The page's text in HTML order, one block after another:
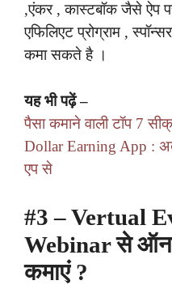
,एंकर , कास्टबॉक जैसे ऐप
एफिलिएट प्रोग्राम ,
कमा सकते है ।
यह भी पढ़ें –
पैसा कमाने वाली टॉप 7
Dollar Earning App : अब
एप से
#3 – Vertual
Webinar से
कमाएं ?